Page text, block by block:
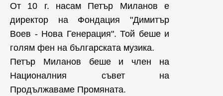
От 10 г. насам Петър Миланов е
директор на Фондация "Димитър
Воев - Нова Генерация". Той беше и
голям фен на българската музика.
Петър Миланов беше и член на
Националния съвет на
Продължаваме Промяната.